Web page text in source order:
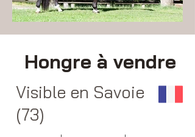
Hongre à vendre
Visible en Savoie
(73)